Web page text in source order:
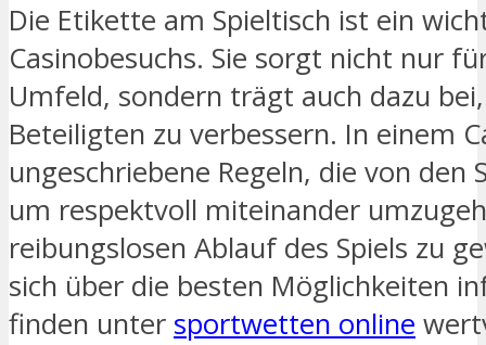
Die Etikette am Spieltisch ist ein
Casinobesuchs. Sie sorgt nicht nur
Umfeld, sondern trägt auch dazu
Beteiligten zu verbessern. In einem
ungeschriebene Regeln, die von
um respektvoll miteinander
reibungslosen Ablauf des Spiels zu
sich über die besten Möglichkeiten
finden unter sportwetten online